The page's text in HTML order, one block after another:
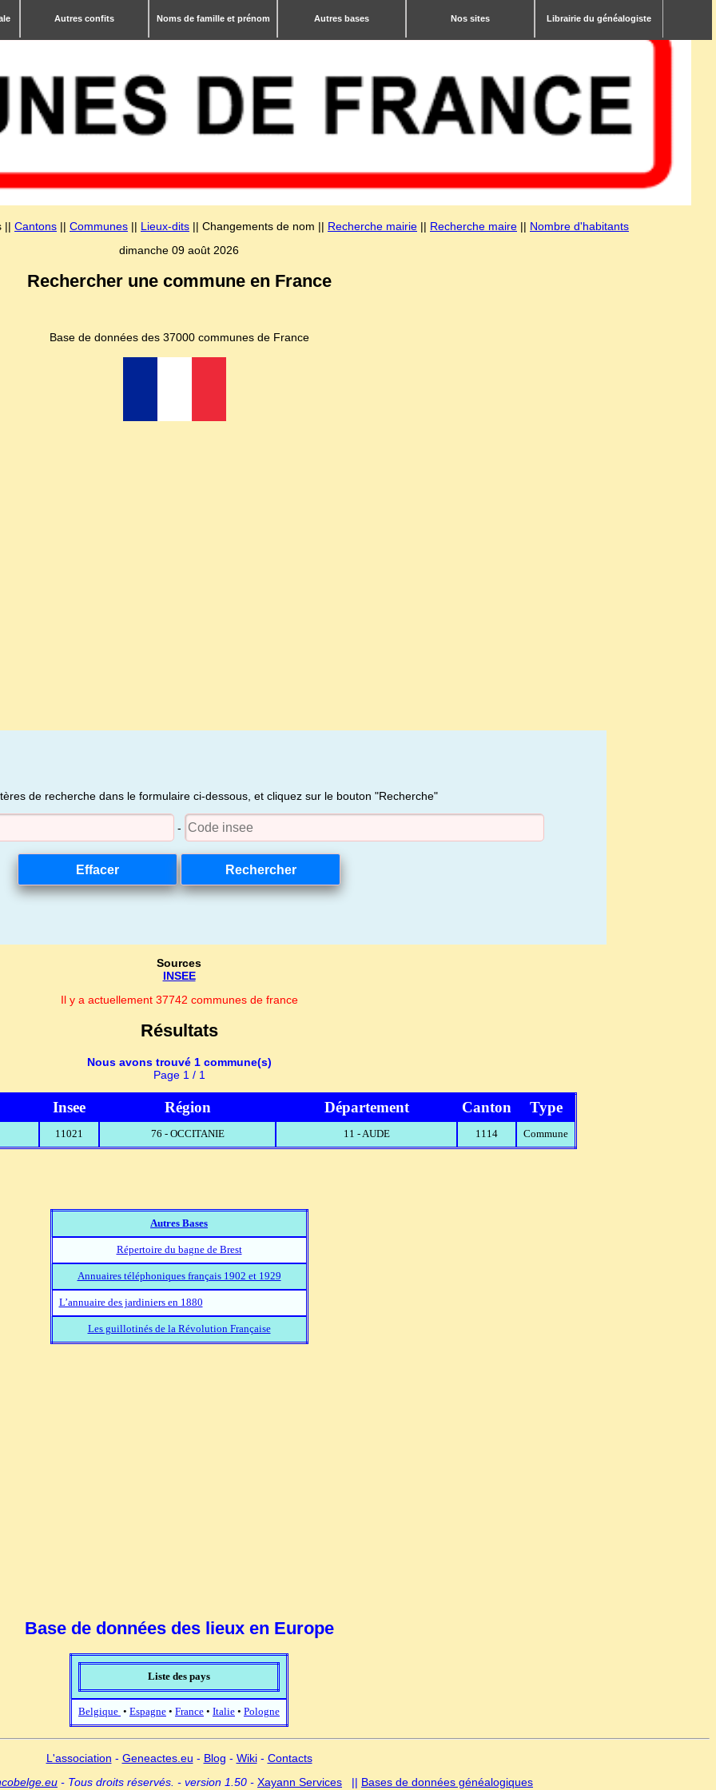
Autres confits Noms de famille et prénom Autres bases Nos sites Librairie du généalogiste
|| Cantons || Communes || Lieux-dits || Changements de nom || Recherche mairie || Recherche maire || Nombre d'habitants
dimanche 09 août 2026
Rechercher une commune en France
Base de données des 37000 communes de France
de recherche dans le formulaire ci-dessous, et cliquez sur le bouton "Recherche"
-
Sources
INSEE
Il y a actuellement 37742 communes de france
Résultats
Nous avons trouvé 1 commune(s)
Page 1 / 1
Insee Région Département Canton Type
11021 76 - OCCITANIE 11 - AUDE 1114 Commune
Autres Bases
Répertoire du bagne de Brest
Annuaires téléphoniques français 1902 et 1929
L’annuaire des jardiniers en 1880
Les guillotinés de la Révolution Française
Base de données des lieux en Europe
Liste des pays
Belgique • Espagne • France • Italie • Pologne
L'association - Geneactes.eu - Blog - Wiki- Contacts
- Tous droits réservés. - version 1.50 - Xayann Services || Bases de données généalogiques